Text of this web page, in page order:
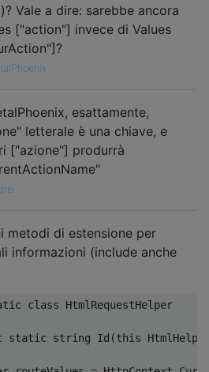
Vale a dire: sarebbe ancora
​​["action"] invece di Values
esattamente,
letterale è una chiave, e
["azione"] produrrà
metodi di estensione per
informazioni (include anche
class
HtmlRequestHelper
static string Id (this